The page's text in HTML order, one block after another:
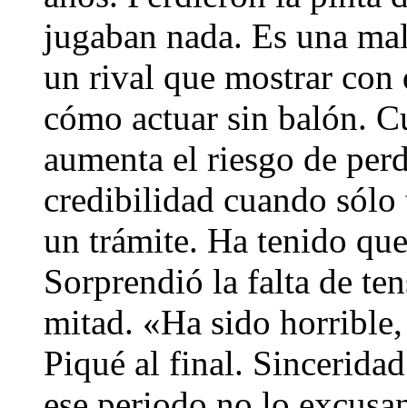
jugaban nada. Es una
un rival que mostrar con
cómo actuar sin balón.
aumenta el riesgo de
credibilidad cuando
un trámite. Ha tenido
Sorprendió la falta de
mitad. «Ha sido
Piqué al final.